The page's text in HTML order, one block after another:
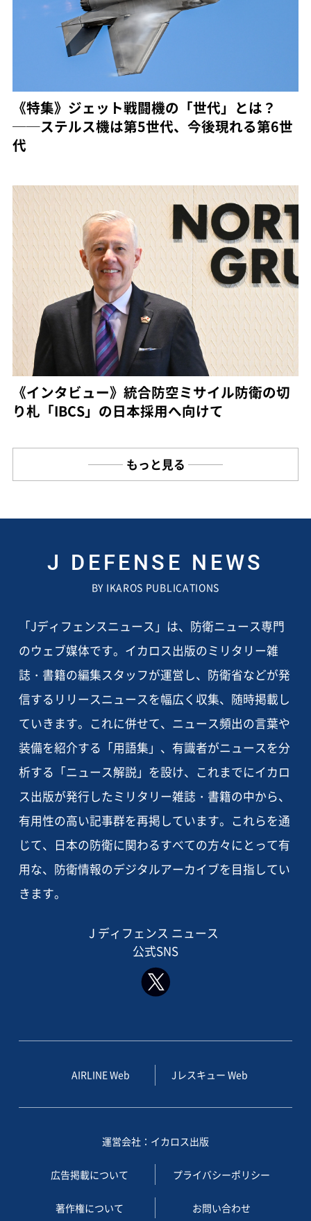
《特集》ジェット戦闘機の「世代」とは？
──ステルス機は第5世代、今後現れる第6世
代
《インタビュー》統合防空ミサイル防衛の切
り札「IBCS」の日本採用へ向けて
もっと見る
J DEFENSE NEWS
BY IKAROS PUBLICATIONS
「Jディフェンスニュース」は、防衛ニュース専門
のウェブ媒体です。イカロス出版のミリタリー雑
誌・書籍の編集スタッフが運営し、防衛省などが発
信するリリースニュースを幅広く収集、随時掲載し
ていきます。これに併せて、ニュース頻出の言葉や
装備を紹介する「用語集」、有識者がニュースを分
析する「ニュース解説」を設け、これまでにイカロ
ス出版が発行したミリタリー雑誌・書籍の中から、
有用性の高い記事群を再掲しています。これらを通
じて、日本の防衛に関わるすべての方々にとって有
用な、防衛情報のデジタルアーカイブを目指してい
きます。
J ディフェンス ニュース
公式SNS
AIRLINE Web Jレスキュー Web
運営会社：イカロス出版
広告掲載について プライバシーポリシー
著作権について お問い合わせ